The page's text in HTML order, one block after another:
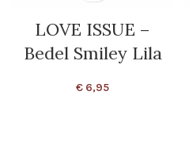
LOVE ISSUE –
Bedel Smiley Lila
€ 6,95